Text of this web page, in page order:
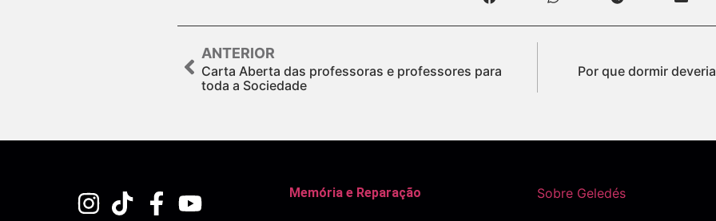
ANTERIOR
Carta Aberta das professoras e professores para
toda a Sociedade
Por que dormir
Memória e Reparação Sobre Geledés